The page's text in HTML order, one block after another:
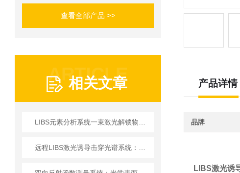
查看全部产品 >>
ARTICLE
相关文章 产品详情
品牌
LIBS激光诱